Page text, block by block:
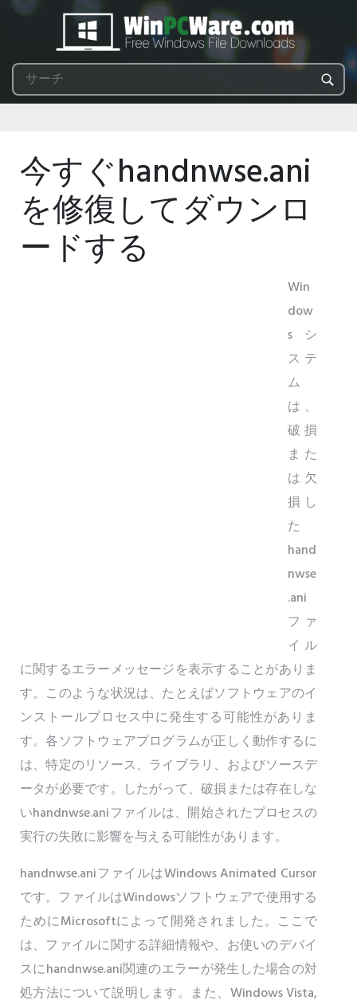
今すぐhandnwse.ani
を修復してダウンロ
ードする
Win
dow
sシ
ステ
ム
は、
破損
また
は欠
損し
た
hand
nwse
.ani
ファ
イル
に関するエラーメッセージを表示することがありま
す。このような状況は、たとえばソフトウェアのイ
ンストールプロセス中に発生する可能性がありま
す。各ソフトウェアプログラムが正しく動作するに
は、特定のリソース、ライブラリ、およびソースデ
ータが必要です。したがって、破損または存在しな
いhandnwse.aniファイルは、開始されたプロセスの
実行の失敗に影響を与える可能性があります。
handnwse.aniファイルはWindows Animated Cursor
です。ファイルはWindowsソフトウェアで使用する
ためにMicrosoftによって開発されました。ここで
は、ファイルに関する詳細情報や、お使いのデバイ
スにhandnwse.ani関連のエラーが発生した場合の対
処方法について説明します。また、Windows Vista,